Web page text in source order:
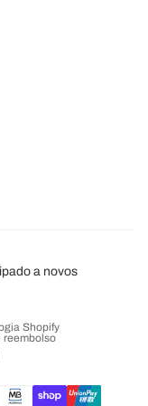
a novos
Shopify
reembolso